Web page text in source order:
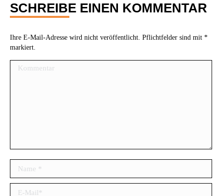
SCHREIBE EINEN KOMMENTAR
Ihre E-Mail-Adresse wird nicht veröffentlicht. Pflichtfelder sind mit *
markiert.
Kommentar